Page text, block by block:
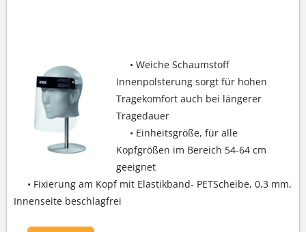
• Weiche Schaumstoff
Innenpolsterung sorgt für hohen
Tragekomfort auch bei längerer
Tragedauer
• Einheitsgröße, für alle
Kopfgrößen im Bereich 54-64 cm
geeignet
• Fixierung am Kopf mit Elastikband- PETScheibe, 0,3 mm,
Innenseite beschlagfrei